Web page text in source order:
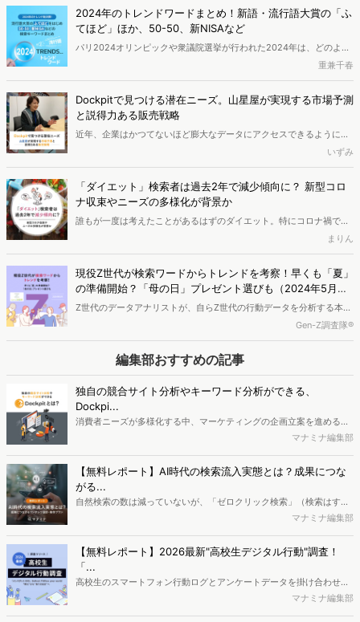
す。今回は、Web上の検索データを分析し、東京都民と神奈川県民が
選ぶデートスポットの傾向を調査しました。日本有数の都市であるこ
の2つのエリアに住む人々は、普段どのような場所でデートをしてい
るのでしょうか。
2024年のトレンドワードまとめ！新語・流行語大賞の「ふ
てほど」ほか、50-50、新NISAなど
パリ2024オリンピックや衆議院選挙が行われた2024年は、どのよう
な1年だったのでしょうか？2024年新語・流行語大賞の分析とヴァリ
ューズで分析した今年1年間の週間検索キーワードランキングから
2024年のトレンドを分析しました。
重兼千春
Dockpitで見つける潜在ニーズ。山星屋が実現する市場予測
と説得力ある販売戦略
近年、企業はかつてないほど膨大なデータにアクセスできるようにな
っています。しかし、真に価値あるインサイトを得ることに依然とし
て課題を感じているマーケターも少なくないのではないでしょうか。
創業115年を誇る菓子専門商社の株式会社山星屋は、Web行動ログ分
析ツール「Dockpit」を活用し、従来の販売データでは捉えきれなか
った消費者の潜在ニーズを可視化。さらに、1年後、3年後の市場動向
を予測し、商品開発や販売戦略の立案につなげています。今回は同社
の鈴木美和氏に活用事例とDockpitだからこそ得られる価値を伺いま
した。
いずみ
「ダイエット」検索者は過去2年で減少傾向に？ 新型コロ
ナ収束やニーズの多様化が背景か
誰もが一度は考えたことがあるはずのダイエット。特にコロナ禍で外
出が制限されていた時期は興味をもつ人が多い状況でした。しかし、
最近になって状況は少し変わってきているようです。この記事では、
現在もダイエットに関心を持つ人々について分析し、彼らが何に興味
を持っているのかを見ていきます。
まりん
現役Z世代が検索ワードからトレンドを考察！早くも「夏」
の準備開始？「母の日」プレゼント選びも（2024年5月）
【現役Z世代が読み解くZ世代の行動データ】
Z世代のデータアナリストが、自らZ世代の行動データを分析する本連
載。第19弾となる今回は、Z世代とミレニアル世代の検索キーワード
ランキングから、「夏」「母の日」の2テーマを取り上げてZ世代のト
レンドをお送りします。Z世代の準備・楽しみ方が気になる「夏」、
「母の日」のプレゼント選びの悩み など、データとリアルな声を掛け
合わせ、Z世代のニーズを読み解きます。
Gen-Z調査隊®
編集部おすすめの記事
独自の競合サイト分析やキーワード分析ができる、
Dockpi...
消費者ニーズが多様化する中、マーケティングの企画立案を進める上
で、競合分析や消費者分析の重要性がより高まっています。Web行動
データを活用し、Web上の消費者行動を起点とした競合サイト分析や
消費者分析が可能です。今回はDockpitならではの利便性の高い機能
や活用方法を解説します。
マナミナ編集部
【無料レポート】AI時代の検索流入実態とは？成果につな
がる...
自然検索の数は減っていないが、「ゼロクリック検索」（検索はする
がページには流入しない）の割合が増加しているのが、AI時代の検索
か、また、要因を理解した上で、成果に確実につながるコンテンツを
制作するにはどうするべきなのでしょうか。本レポートはこのような
疑問をお抱えのSEO・Webマーケティングご担当者様におすすめの内
容となっています。※本レポートは記事のフォームから無料でダウン
マナミナ編集部
【無料レポート】2026最新"高校生デジタル行動"調査！
「...
高校生のスマートフォン行動ログとアンケートデータを掛け合わせ、
最新の若年層（高校生）におけるデジタル行動実態やSNSの利用傾向
マナミナ編集部